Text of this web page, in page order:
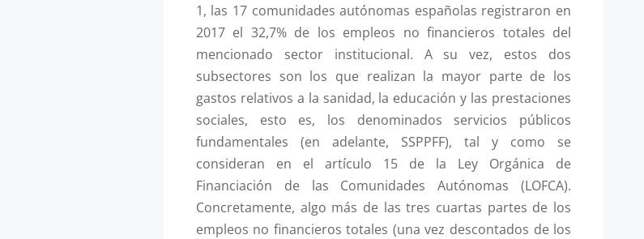
1, las 17 comunidades autónomas españolas registraron en
2017 el 32,7% de los empleos no financieros totales del
mencionado sector institucional. A su vez, estos dos
subsectores son los que realizan la mayor parte de los
gastos relativos a la sanidad, la educación y las prestaciones
sociales, esto es, los denominados servicios públicos
fundamentales (en adelante, SSPPFF), tal y como se
consideran en el artículo 15 de la Ley Orgánica de
Financiación de las Comunidades Autónomas (LOFCA).
Concretamente, algo más de las tres cuartas partes de los
empleos no financieros totales (una vez descontados de los